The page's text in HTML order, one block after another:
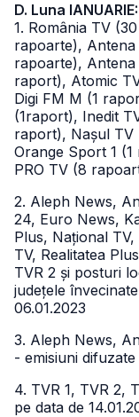
D. Luna IANUARIE:
1. România TV
rapoarte),
rapoarte),
raport), Atomic
Digi FM M (1
(1raport), Inedit
raport), Nașul TV
Orange Sport 1
PRO TV (8
2. Aleph News,
24, Euro News,
Plus, Național
TV, Realitatea
TVR 2 și posturi
județele
06.01.2023
3. Aleph News,
- emisiuni difuzate
4. TVR 1, TVR 2,
pe data de